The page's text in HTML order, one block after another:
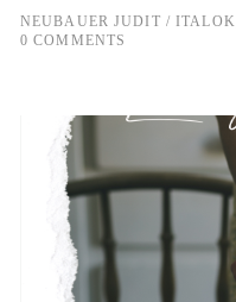
NEUBAUER JUDIT ITALOK
0 COMMENTS